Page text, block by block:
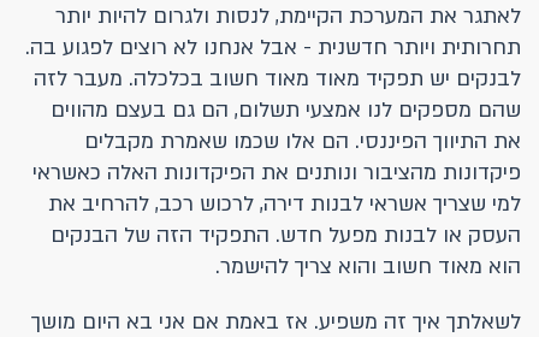
לאתגר את המערכת הקיימת, לנסות ולגרום להיות יותר
תחרותית ויותר חדשנית - אבל אנחנו לא רוצים לפגוע בה.
לבנקים יש תפקיד מאוד מאוד חשוב בכלכלה. מעבר לזה
שהם מספקים לנו אמצעי תשלום, הם גם בעצם מהווים
את התיווך הפיננסי. הם אלו שכמו שאמרת מקבלים
פיקדונות מהציבור ונותנים את הפיקדונות האלה כאשראי
למי שצריך אשראי לבנות דירה, לרכוש רכב, להרחיב את
העסק או לבנות מפעל חדש. התפקיד הזה של הבנקים
הוא מאוד חשוב והוא צריך להישמר.
לשאלתך איך זה משפיע. אז באמת אם אני בא היום מושך